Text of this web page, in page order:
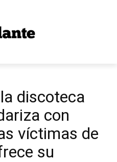
discoteca
con
víctimas de
su